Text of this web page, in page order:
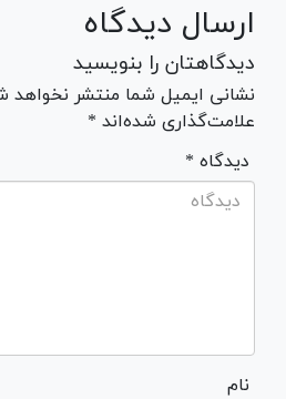
ارسال دیدگاه
دیدگاهتان را بنویسید
نشانی ایمیل شما منتشر نخواهد
علامت‌گذاری شده‌اند *
* دیدگاه
نام